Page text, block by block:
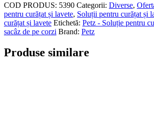
COD PRODUS: 5390 Categorii: Diverse,
pentru curățat și lavete, Soluții pentru curățat și
curățat și lavete Etichetă: Petz - Soluție pentru
sacâz de pe corzi Brand: Petz
Produse similare